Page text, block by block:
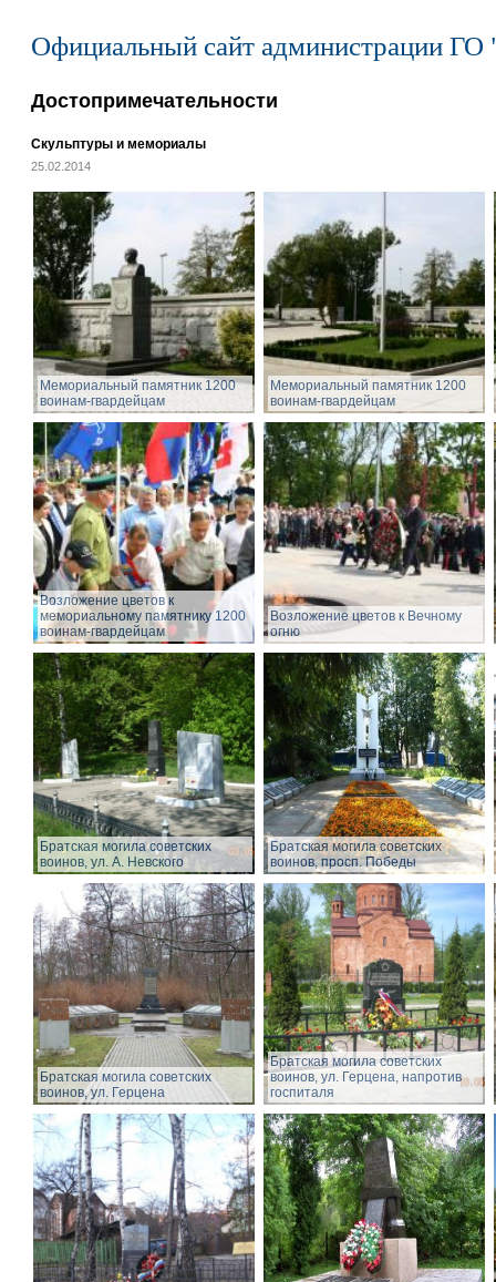
Официальный сайт администрации ГО
Достопримечательности
Скульптуры и мемориалы
25.02.2014
Мемориальный памятник 1200
воинам-гвардейцам
Мемориальный памятник 1200
воинам-гвардейцам
Возложение цветов к
мемориальному памятнику 1200
воинам-гвардейцам
Возложение цветов к Вечному
огню
Братская могила советских
воинов, ул. А. Невского
Братская могила советских
воинов, просп. Победы
Братская могила советских
воинов, ул. Герцена
Братская могила советских
воинов, ул. Герцена, напротив
госпиталя